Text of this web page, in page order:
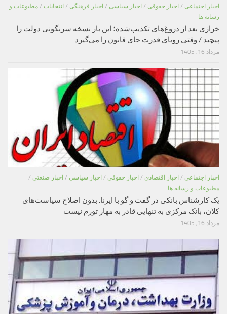
اخبار اجتماعی / اخبار حقوقی / اخبار سیاسی / اخبار فرهنگی / انتخابات / مطبوعات و
رسانه ها
خرازی بعد از دروغ‌های تکذیب‌شده؛ این بار نسخه سرنگونی دولت را
پیچید / وقتی رویای قدرت جای قانون را می‌گیرد
مرداد 16, 1405
اخبار اجتماعی / اخبار اقتصادی / اخبار حقوقی / اخبار سیاسی / اخبار صنعتی /
مطبوعات و رسانه ها
یک کارشناس بانکی در گفت و گو با ایرنا: بدون اصلاح سیاست‌های
کلان، بانک مرکزی به تنهایی قادر به مهار تورم نیست
مرداد 16, 1405